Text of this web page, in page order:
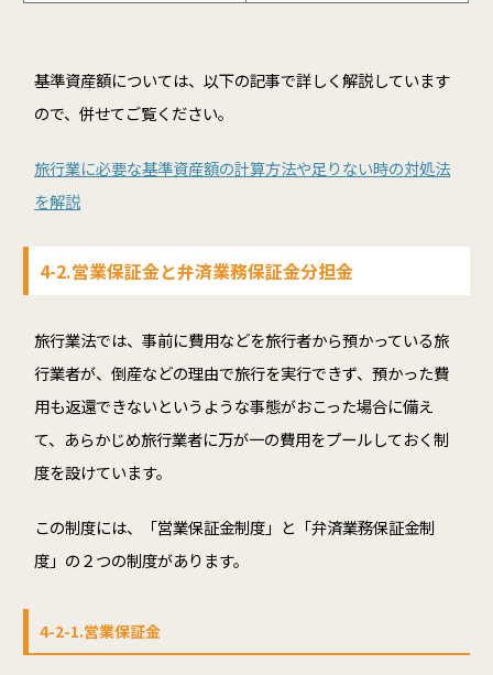
基準資産額については、以下の記事で詳しく解説しています
ので、併せてご覧ください。
旅行業に必要な基準資産額の計算方法や足りない時の対処法
を解説
4-2.営業保証金と弁済業務保証金分担金
旅行業法では、事前に費用などを旅行者から預かっている旅
行業者が、倒産などの理由で旅行を実行できず、預かった費
用も返還できないというような事態がおこった場合に備え
て、あらかじめ旅行業者に万が一の費用をプールしておく制
度を設けています。
この制度には、「営業保証金制度」と「弁済業務保証金制
度」の２つの制度があります。
4-2-1.営業保証金